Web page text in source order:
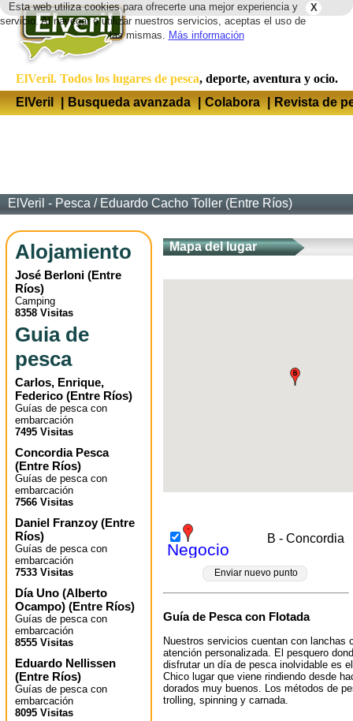
X
Esta web utiliza cookies para ofrecerte una mejor experiencia y
servicio. Al navegar o utilizar nuestros servicios, aceptas el uso de
las mismas. Más información
ElVeril. Todos los lugares de pesca, deporte, aventura y ocio.
ElVeril
| Busqueda avanzada | Colabora | Revista de
ElVeril - Pesca / Eduardo Cacho Toller (Entre Ríos)
Alojamiento
José Berloni (Entre
Ríos)
Camping
8358 Visitas
Guia de
pesca
Carlos, Enrique,
Federico (Entre Ríos)
Guías de pesca con
embarcación
7495 Visitas
Concordia Pesca
(Entre Ríos)
Guías de pesca con
embarcación
7566 Visitas
Daniel Franzoy(Entre
Ríos)
Guías de pesca con
embarcación
7533 Visitas
Día Uno (Alberto
Ocampo) (Entre Ríos)
Guías de pesca con
embarcación
8555 Visitas
Eduardo Nellissen
(Entre Ríos)
Guías de pesca con
embarcación
8095 Visitas
Mapa del lugar
Negocio
B - Concordia
Enviar nuevo punto
Guía de Pesca con Flotada
Nuestros servicios cuentan con lanchas
atención personalizada. El pesquero
disfrutar un día de pesca inolvidable es
Chico lugar que viene rindiendo desde
dorados muy buenos. Los métodos de
trolling, spinning y carnada.